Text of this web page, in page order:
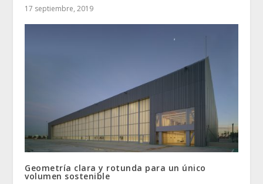
17 septiembre, 2019
Geometría clara y rotunda para un único
volumen sostenible